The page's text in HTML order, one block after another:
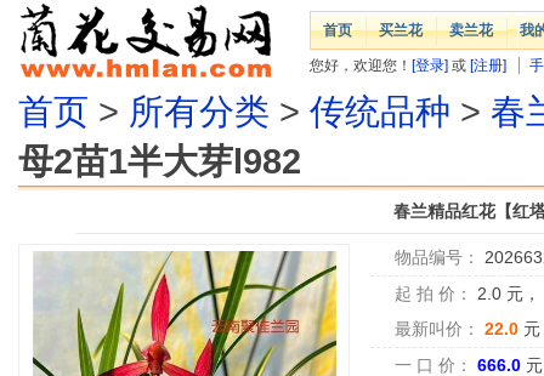
首页 买兰花 卖兰花 我
您好，欢迎您！ [登录] 或 [注册]
首页 > 所有分类 > 传统品种 > 春
母2苗1半大芽l982
春兰精品红花【红
物品编号：
起 拍 价：
2.0 元，
最新叫价：
22.0 元
一 口 价：
666.0 元